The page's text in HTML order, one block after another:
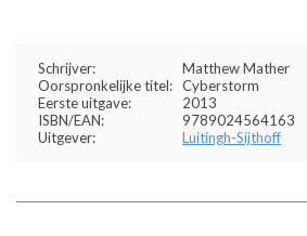
Schrijver:
Matthew Mather
Oorspronkelijke titel: Cyberstorm
Eerste uitgave:
2013
ISBN/EAN:
9789024564163
Uitgever:
Luitingh-Sijthoff